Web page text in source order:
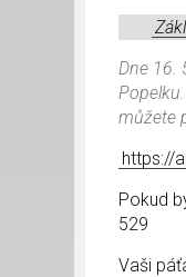
Dne 16.
můžete
https://
Pokud
529
Vaši